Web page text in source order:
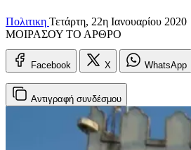
Πολιτικη Τετάρτη, 22η Ιανουαρίου 2020
ΜΟΙΡΑΣΟΥ ΤΟ ΑΡΘΡΟ
Facebook X
WhatsApp
Αντιγραφή συνδέσμου